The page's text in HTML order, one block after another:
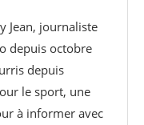
Jean, journaliste
depuis octobre
depuis
le sport, une
à informer avec